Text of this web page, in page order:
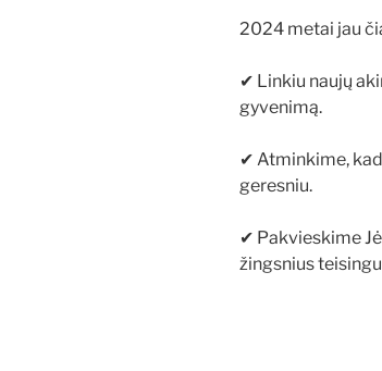
2024 metai jau
✔ Linkiu naujų
gyvenimą.
✔ Atminkime,
geresniu.
✔ Pakvieskime
žingsnius